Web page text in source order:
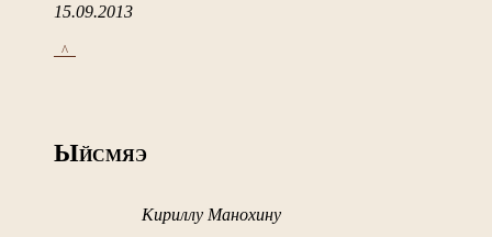
15.09.2013
_^_
ЫЙСМЯЭ
Кириллу Манохину